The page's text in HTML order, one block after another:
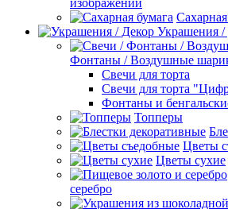
изображений
Украшения /
Фонтаны / Воздушные
Свечи для торта
Свечи для торта
Фонтаны и
Топперы
Цветы
Цветы сухие
серебро